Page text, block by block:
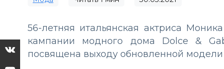
56-летняя итальянская актриса
кампании модного дома Dolce &
посвящена выходу обновленной